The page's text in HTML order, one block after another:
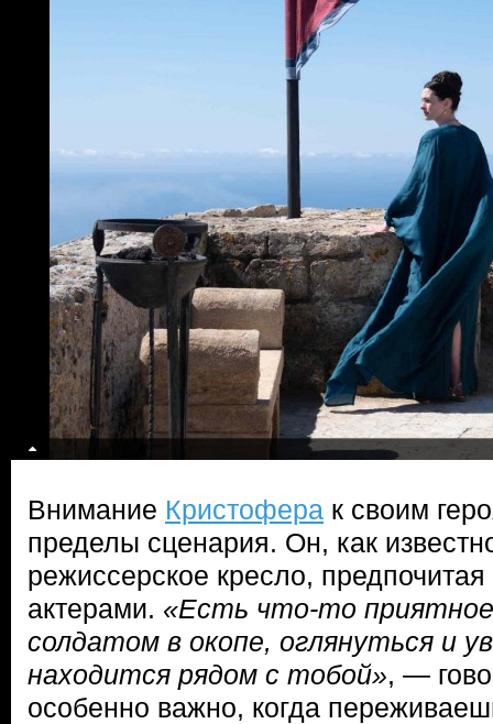
Внимание Кристофера к своим
пределы сценария. Он, как
режиссерское кресло,
актерами. «Есть что-то
солдатом в окопе, оглянуться и
находится рядом с тобой», —
особенно важно, когда